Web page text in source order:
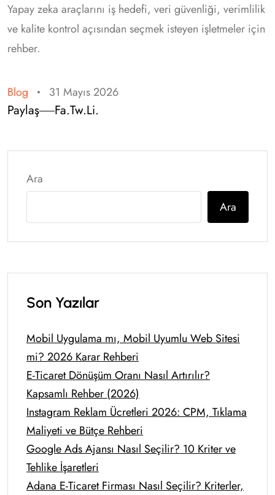
Yapay zeka araçlarını iş hedefi, veri güvenliği, verimlilik
ve kalite kontrol açısından seçmek isteyen işletmeler için
rehber.
Blog 31 Mayıs 2026
Paylaş Fa.Tw.Li.
Ara
Ara
Son Yazılar
Mobil Uygulama mı, Mobil Uyumlu Web Sitesi
mi? 2026 Karar Rehberi
E-Ticaret Dönüşüm Oranı Nasıl Artırılır?
Kapsamlı Rehber (2026)
Instagram Reklam Ücretleri 2026: CPM, Tıklama
Maliyeti ve Bütçe Rehberi
Google Ads Ajansı Nasıl Seçilir? 10 Kriter ve
Tehlike İşaretleri
Adana E-Ticaret Firması Nasıl Seçilir? Kriterler,